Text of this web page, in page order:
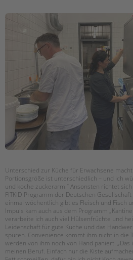
Unterschied zur Küche für Erwachsene
Portionsgröße ist unterschiedlich – und ich
und koche zuckerarm.“ Ansonsten richtet
FITKID-Programm der Deutschen
einmal wöchentlich gibt es Fleisch und Fisch
Impuls kam auch aus dem Programm
verarbeite ich auch viel Hülsenfrüchte und
Leidenschaft für gute Küche und das
spüren. Convenience kommt ihm nicht in die
werden von ihm noch von Hand paniert.
meinen Beruf. Einfach nur die Kiste